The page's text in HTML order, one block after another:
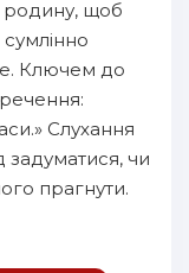
родину, щоб
Ключем до
Слухання
чи
прагнути.